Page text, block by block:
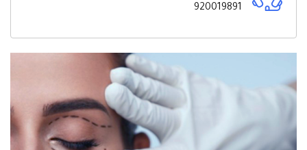
920019891